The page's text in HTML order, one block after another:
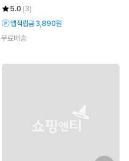
5.0 (3)
앱적립금 3,890원
무료배송